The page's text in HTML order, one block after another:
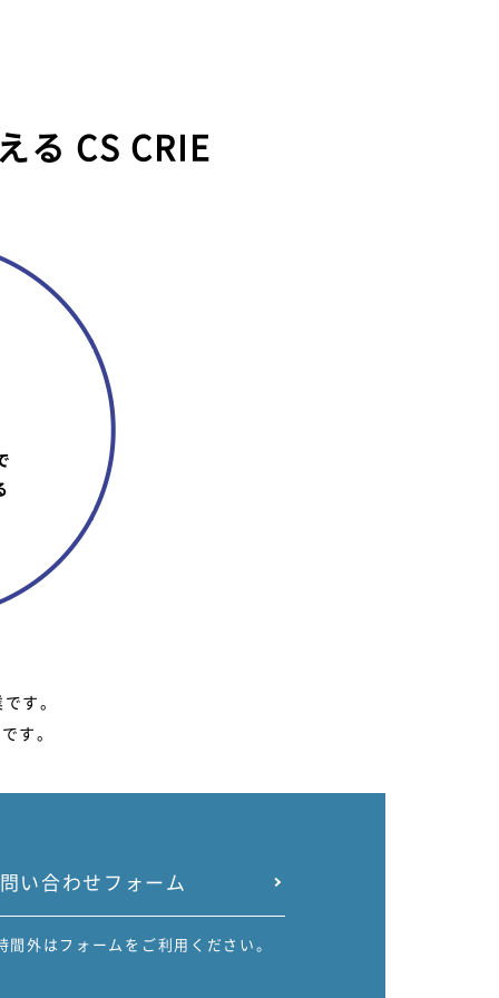
る CS CRIE
す。
す。
い合わせフォーム
間外はフォームをご利用ください。